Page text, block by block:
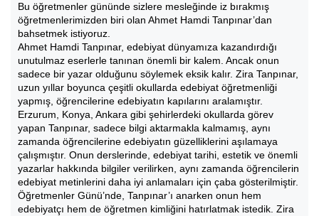
Bu öğretmenler gününde sizlere mesleğinde iz bırakmış
öğretmenlerimizden biri olan Ahmet Hamdi Tanpınar’dan
bahsetmek istiyoruz.
Ahmet Hamdi Tanpınar, edebiyat dünyamıza kazandırdığı
unutulmaz eserlerle tanınan önemli bir kalem. Ancak onun
sadece bir yazar olduğunu söylemek eksik kalır. Zira Tanpınar,
uzun yıllar boyunca çeşitli okullarda edebiyat öğretmenliği
yapmış, öğrencilerine edebiyatın kapılarını aralamıştır.
Erzurum, Konya, Ankara gibi şehirlerdeki okullarda görev
yapan Tanpınar, sadece bilgi aktarmakla kalmamış, aynı
zamanda öğrencilerine edebiyatın güzelliklerini aşılamaya
çalışmıştır. Onun derslerinde, edebiyat tarihi, estetik ve önemli
yazarlar hakkında bilgiler verilirken, aynı zamanda öğrencilerin
edebiyat metinlerini daha iyi anlamaları için çaba gösterilmiştir.
Öğretmenler Günü’nde, Tanpınar’ı anarken onun hem
edebiyatçı hem de öğretmen kimliğini hatırlatmak istedik. Zira